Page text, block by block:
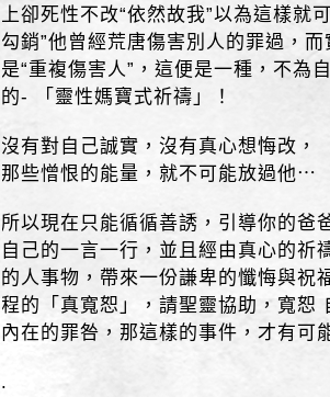
上卻死性不改“依然故我”以為這樣就
勾銷”他曾經荒唐傷害別人的罪過，
是“重複傷害人”，這便是一種，不為
的- 「靈性媽寶式祈禱」！
沒有對自己誠實，沒有真心想悔改，
那些憎恨的能量，就不可能放過他⋯
所以現在只能循循善誘，引導你的爸
自己的一言一行，並且經由真心的祈
的人事物，帶來一份謙卑的懺悔與祝
程的「真寬恕」，請聖靈協助，寬恕
內在的罪咎，那這樣的事件，才有可
.